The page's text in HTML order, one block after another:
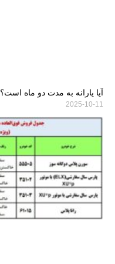
آیا یارانه به مدت دو ماه است؟
2025-10-11